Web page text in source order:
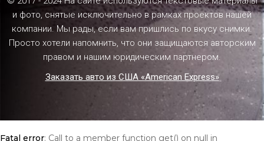
и фото, снятые исключительно в рамках проектов нашей
компании. Мы рады, если вам пришлись по вкусу снимки.
Просто хотели напомнить, что они защищаются авторским
правом и нашим юридическим партнером.
Заказать авто из США «American Express»
Fatal error: Call to a member function get() on null in